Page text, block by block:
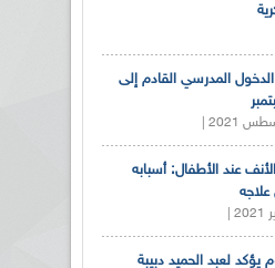
المدرسي القادم إلى
عند الأطفال: أسبابه
يؤكد لعبد الحميد دبيبة